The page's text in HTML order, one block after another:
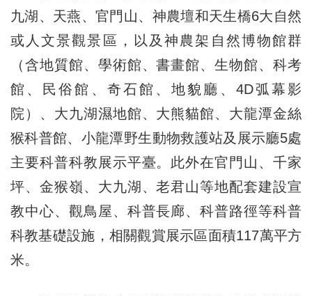
九湖、天燕、官門山、神農壇和天生橋6大自然
或人文景觀景區，以及神農架自然博物館群
（含地質館、學術館、書畫館、生物館、科考
館、民俗館、奇石館、地貌廳、4D弧幕影
院）、大九湖濕地館、大熊貓館、大龍潭金絲
猴科普館、小龍潭野生動物救護站及展示廳5處
主要科普科教展示平臺。此外在官門山、千家
坪、金猴嶺、大九湖、老君山等地配套建設宣
教中心、觀鳥屋、科普長廊、科普路徑等科普
科教基礎設施，相關觀賞展示區面積117萬平方
米。